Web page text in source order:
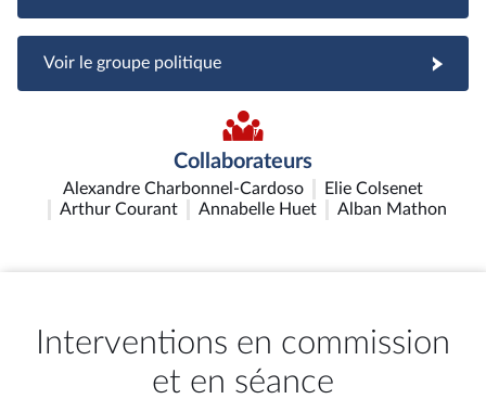
Voir le groupe politique
Collaborateurs
Alexandre Charbonnel-Cardoso
Elie Colsenet
Arthur Courant
Annabelle Huet Alban Mathon
Interventions en commission
et en séance